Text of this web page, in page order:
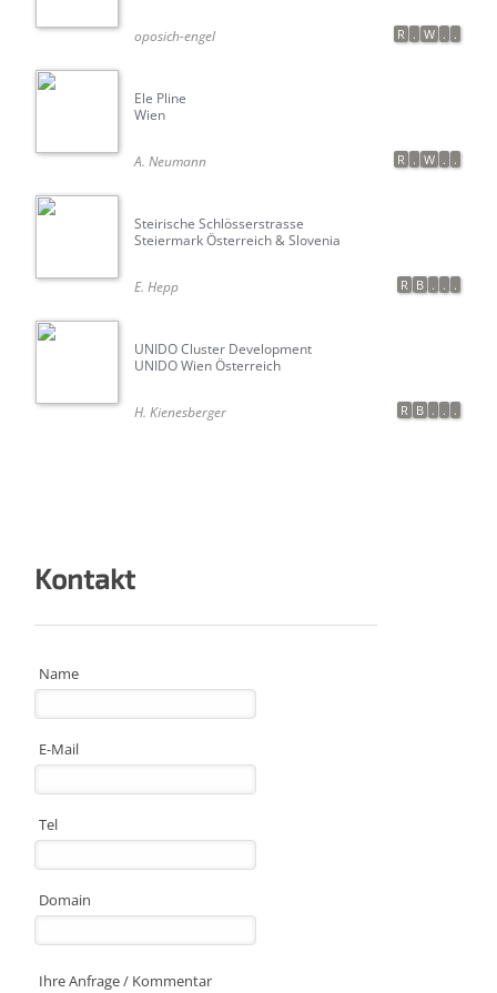
oposich-engel R . W . .
Ele Pline
Wien
A. Neumann R . W . .
Steirische Schlösserstrasse
Steiermark Österreich & Slovenia
E. Hepp R B . . .
UNIDO Cluster Development
UNIDO Wien Österreich
H. Kienesberger R B . . .
Kontakt
Name
E-Mail
Tel
Domain
Ihre Anfrage / Kommentar